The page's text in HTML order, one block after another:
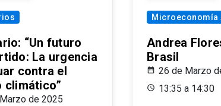
“Un futuro
La urgencia
contra el
climático”
de 2025
Microeconomía
Andrea
Brasil
26 de Marzo
13:35 a 14:30